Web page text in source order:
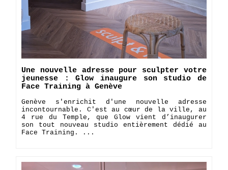
Une nouvelle adresse pour sculpter votre
jeunesse : Glow inaugure son studio de
Face Training à Genève
Genève s'enrichit d'une nouvelle adresse
incontournable. C'est au cœur de la ville, au
4 rue du Temple, que Glow vient d’inaugurer
son tout nouveau studio entièrement dédié au
Face Training. ...